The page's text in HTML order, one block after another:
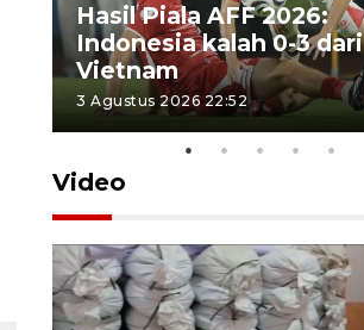
Hasil Piala AFF 2026:
Indonesia kalah 0-3 dari
Vietnam
3 Agustus 2026 22:52
Video